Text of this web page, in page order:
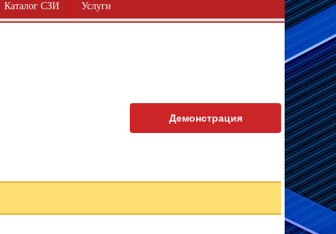
Каталог СЗИ Услуги
Демонстрация